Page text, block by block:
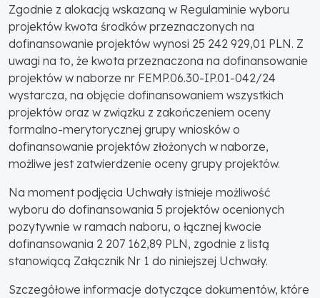
Zgodnie z alokacją wskazaną w Regulaminie wyboru
projektów kwota środków przeznaczonych na
dofinansowanie projektów wynosi 25 242 929,01 PLN. Z
uwagi na to, że kwota przeznaczona na dofinansowanie
projektów w naborze nr FEMP.06.30-IP.01-042/24
wystarcza, na objęcie dofinansowaniem wszystkich
projektów oraz w związku z zakończeniem oceny
formalno-merytorycznej grupy wniosków o
dofinansowanie projektów złożonych w naborze,
możliwe jest zatwierdzenie oceny grupy projektów.
Na moment podjęcia Uchwały istnieje możliwość
wyboru do dofinansowania 5 projektów ocenionych
pozytywnie w ramach naboru, o łącznej kwocie
dofinansowania 2 207 162,89 PLN, zgodnie z listą
stanowiącą Załącznik Nr 1 do niniejszej Uchwały.
Szczegółowe informacje dotyczące dokumentów, które